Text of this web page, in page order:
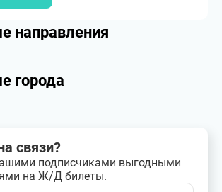
направления
города
связи?
подписчиками выгодными
на Ж/Д билеты.